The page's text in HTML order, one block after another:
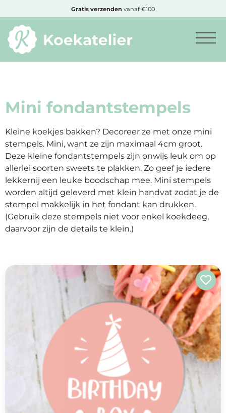
Minimum
Nieuwe
producten
Producten
op
soort
Producten
op
Gratis
Cadeautjebij bestelling vanaf €50,-
Mini fondantstempels
Kleine koekjes bakken? Decoreer ze met onze mini
stempels. Mini, want ze zijn maximaal 4cm groot.
Deze kleine fondantstempels zijn onwijs leuk om op
allerlei soorten sweets te plakken. Zo geef je iedere
lekkernij een leuke boodschap mee. Mini stempels
worden altijd geleverd met klein handvat zodat je de
stempel makkelijk in het fondant kan drukken.
(Gebruik deze stempels niet voor enkel koekdeeg,
daarvoor zijn de details te klein.)